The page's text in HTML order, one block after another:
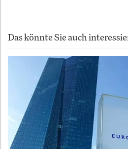
Das könnte Sie auch